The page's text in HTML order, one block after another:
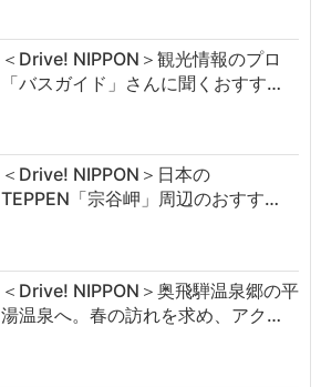
＜Drive! NIPPON＞観光情報のプロ
「バスガイド」さんに聞くおすす…
＜Drive! NIPPON＞日本の
TEPPEN「宗谷岬」周辺のおすす…
＜Drive! NIPPON＞奥飛騨温泉郷の平
湯温泉へ。春の訪れを求め、アク…